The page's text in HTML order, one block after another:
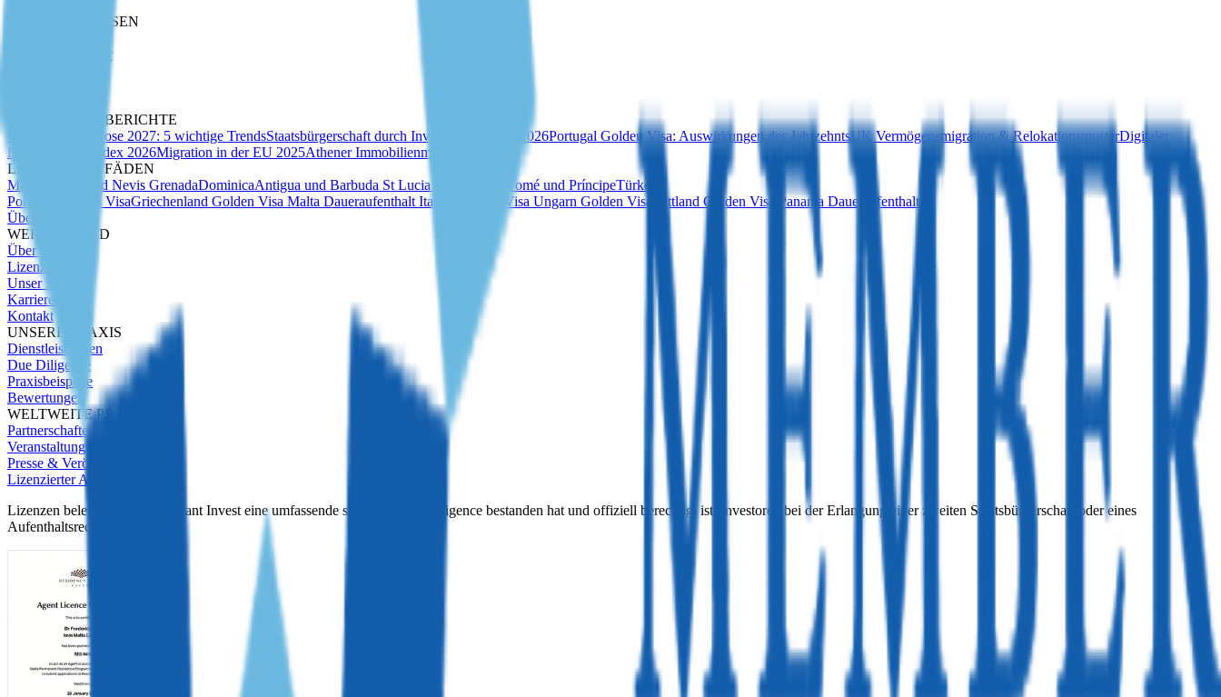
MARKTANALYSEN
Migrations-Insider
ANALYSEN & BERICHTE
CBI-Marktprognose 2027: 5 wichtige TrendsStaatsbürgerschaft durch Investition im Jahr 2026Portugal Golden Visa: Auswirkungen des JahrzehntsUK Vermögensmigration & RelokationsmusterDigitaler
Nomadenvisa-Index 2026Migration in der EU 2025Athener Immobilienmarkt 2025
LÄNDER-LEITFÄDEN
Malta
St Kitts und Nevis GrenadaDominicaAntigua und Barbuda St Lucia São Tomé und PríncipeTürkei
Portugal Golden VisaGriechenland Golden Visa Malta Daueraufenthalt Italien Golden Visa Ungarn Golden Visa Lettland Golden Visa
Panama Daueraufenthalt
Über uns
WER WIR SIND
Über uns
Lizenzen
Unser Team
Karrieren
Kontakt
UNSERE PRAXIS
Dienstleistungen
Due Diligence
Praxisbeispiele
Bewertungen
WELTWEITE PRÄSENZ
Partnerschaften
Veranstaltungen
Presse & Veröffentlichungen
Lizenzierter Agent
Lizenzen belegen, dass Immigrant Invest eine umfassende staatliche Due Diligence bestanden hat und offiziell berechtigt ist, Investoren bei der Erlangung einer zweiten Staatsbürgerschaft oder eines
Aufenthaltsrechts zu vertreten.